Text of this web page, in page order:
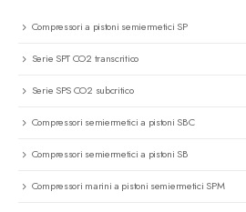
Compressori a pistoni semiermetici SP
Serie SPT CO2 transcritico
Serie SPS CO2 subcritico
Compressori semiermetici a pistoni SBC
Compressori semiermetici a pistoni SB
Compressori marini a pistoni semiermetici SPM